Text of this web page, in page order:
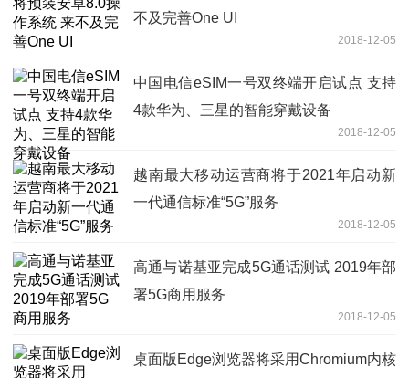
不及完善One UI
2018-12-05
中国电信eSIM一号双终端开启试点 支持
4款华为、三星的智能穿戴设备
2018-12-05
越南最大移动运营商将于2021年启动新
一代通信标准“5G”服务
2018-12-05
高通与诺基亚完成5G通话测试 2019年部
署5G商用服务
2018-12-05
桌面版Edge浏览器将采用Chromium内核